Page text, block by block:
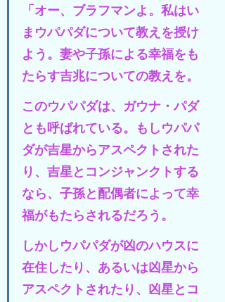
「オー、ブラフマンよ。私はい
まウパパダについて教えを授け
よう。妻や子孫による幸福をも
たらす吉兆についての教えを。
このウパパダは、ガウナ・パダ
とも呼ばれている。もしウパパ
ダが吉星からアスペクトされた
り、吉星とコンジャンクトする
なら、子孫と配偶者によって幸
福がもたらされるだろう。
しかしウパパダが凶のハウスに
在住したり、あるいは凶星から
アスペクトされたり、凶星とコ